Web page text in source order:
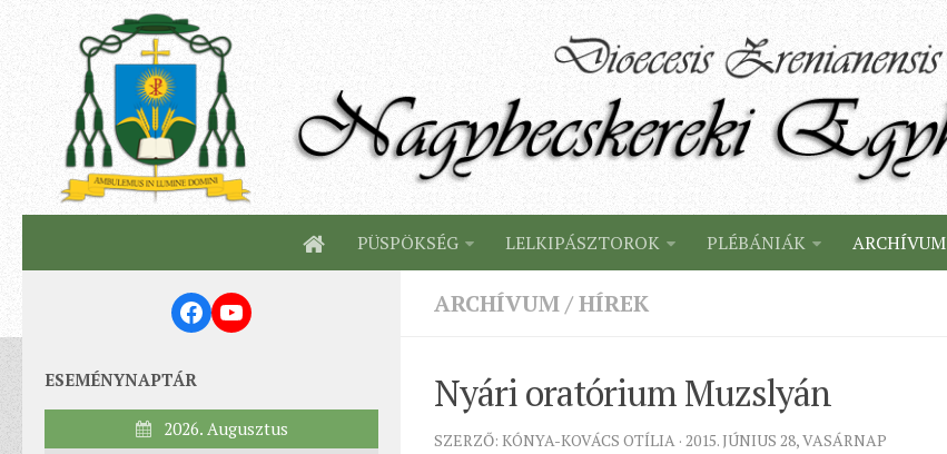
PÜSPÖKSÉG LELKIPÁSZTOROK PLÉBÁNIÁK ARCHÍVUM
ARCHÍVUM/HÍREK
Nyári oratórium Muzslyán
SZERZŐ: KÓNYA-KOVÁCS OTÍLIA · 2015. JÚNIUS 28, VASÁRNAP
Facebook
YouTube
ESEMÉNYNAPTÁR
2026. Augusztus